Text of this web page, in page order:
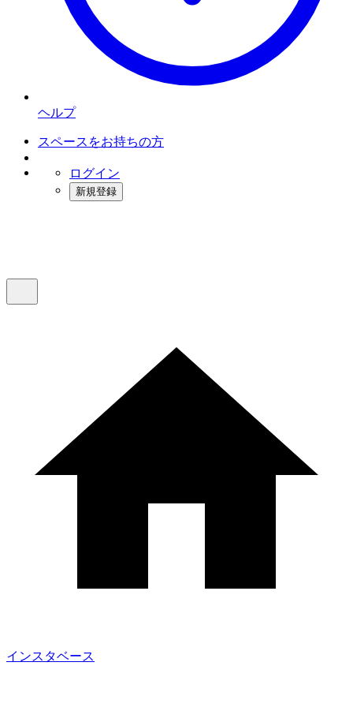
ヘルプ
スペースをお持ちの方
ログイン
新規登録
インスタベース